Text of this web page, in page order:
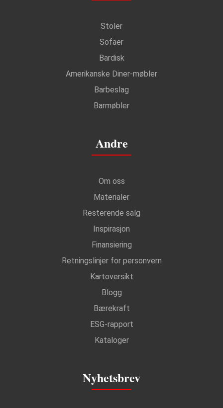
Stoler
Sofaer
Bardisk
Amerikanske Diner-møbler
Barbeslag
Barmøbler
Andre
Om oss
Materialer
Resterende salg
Inspirasjon
Finansiering
Retningslinjer for personvern
Kartoversikt
Blogg
Bærekraft
ESG-rapport
Kataloger
Nyhetsbrev